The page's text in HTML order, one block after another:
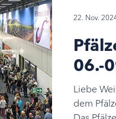
06.-
Liebe
dem
22. Nov.